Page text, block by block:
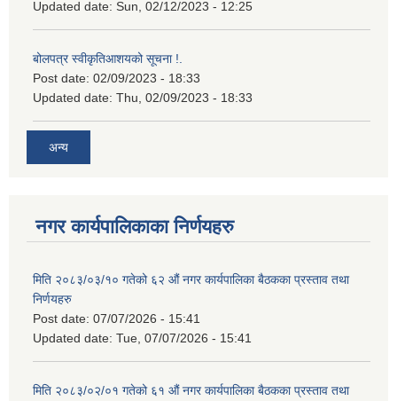
Updated date: Sun, 02/12/2023 - 12:25
बोलपत्र स्वीकृतिआशयको सूचना !.
Post date: 02/09/2023 - 18:33
Updated date: Thu, 02/09/2023 - 18:33
अन्य
नगर कार्यपालिकाका निर्णयहरु
मिति २०८३/०३/१० गतेको ६२ औं नगर कार्यपालिका बैठकका प्रस्ताव तथा
निर्णयहरु
Post date: 07/07/2026 - 15:41
Updated date: Tue, 07/07/2026 - 15:41
मिति २०८३/०२/०१ गतेको ६१ औं नगर कार्यपालिका बैठकका प्रस्ताव तथा